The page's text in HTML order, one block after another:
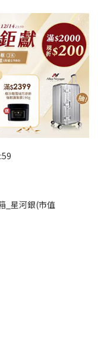
_星河銀(市值